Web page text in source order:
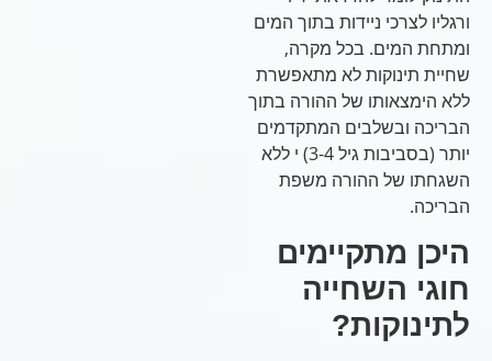
ורגליו לצרכי ניידות בתוך המים
ומתחת המים. בכל מקרה,
שחיית תינוקות לא מתאפשרת
ללא הימצאותו של ההורה בתוך
הבריכה ובשלבים המתקדמים
יותר (בסביבות גיל 3-4) י ללא
השגחתו של ההורה משפת
הבריכה.
היכן מתקיימים
חוגי השחייה
לתינוקות?